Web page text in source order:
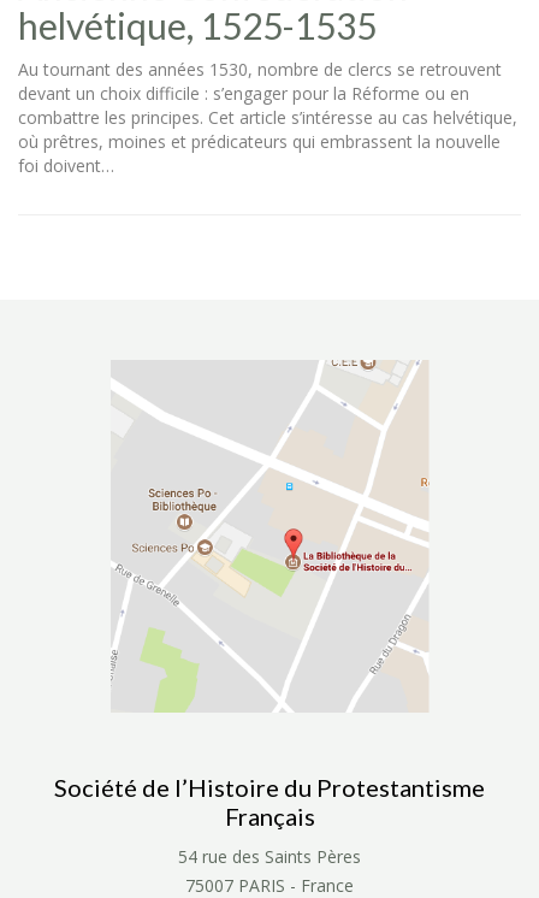
helvétique, 1525-1535
Au tournant des années 1530, nombre de clercs se retrouvent
devant un choix difficile : s’engager pour la Réforme ou en
combattre les principes. Cet article s’intéresse au cas helvétique,
où prêtres, moines et prédicateurs qui embrassent la nouvelle
foi doivent…
Société de l’Histoire du Protestantisme
Français
54 rue des Saints Pères
75007 PARIS - France